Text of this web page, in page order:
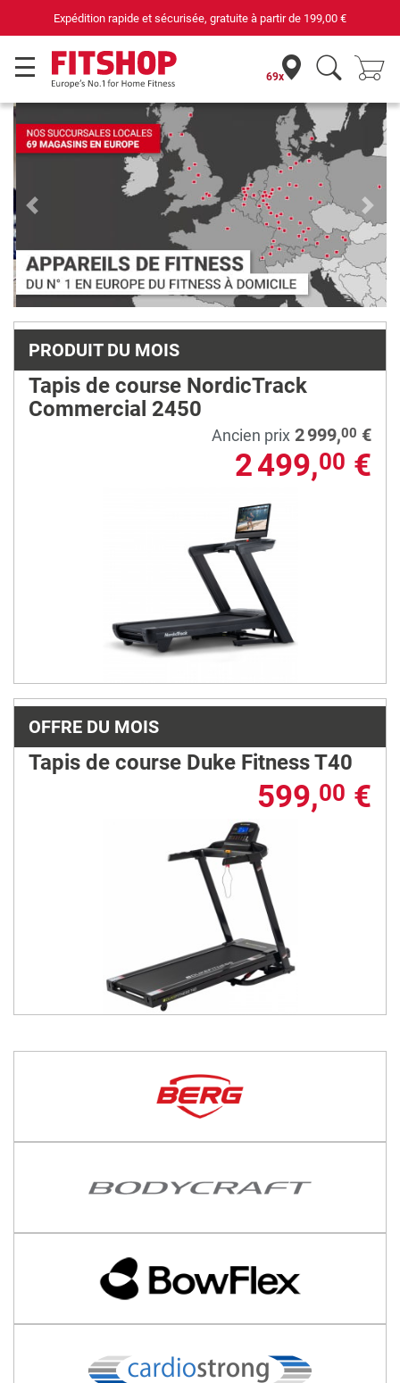
69 magasins avec 75 techniciens
69x
Previous Next
PRODUIT DU MOIS
Tapis de course NordicTrack
Commercial 2450
Ancien prix 2 999,00 €
2 499,00 €
OFFRE DU MOIS
Tapis de course Duke Fitness T40
599,00 €